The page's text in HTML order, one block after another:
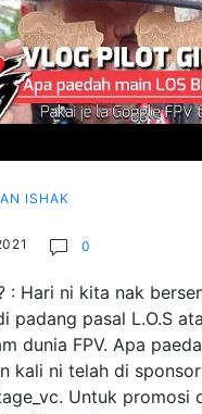
ISHAK
0
: Hari ni kita nak
padang pasal L.O.S
dunia FPV. Apa
kali ni telah di sponsor
Untuk promosi